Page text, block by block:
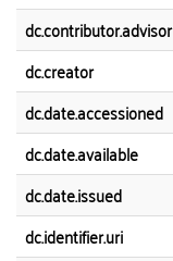
dc.contributor.advisor
dc.creator
dc.date.accessioned
dc.date.available
dc.date.issued
dc.identifier.uri